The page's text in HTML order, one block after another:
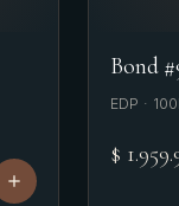
Bond
EDP ·
$